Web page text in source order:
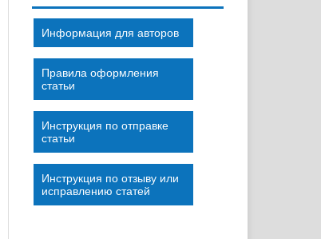
Информация для авторов
Правила оформления
статьи
Инструкция по отправке
статьи
Инструкция по отзыву или
исправлению статей